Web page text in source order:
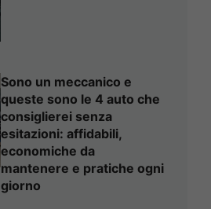
Sono un meccanico e
queste sono le 4 auto che
consiglierei senza
esitazioni: affidabili,
economiche da
mantenere e pratiche ogni
giorno